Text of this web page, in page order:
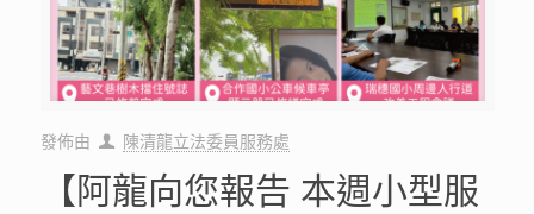
發佈由 陳清龍立法委員服務處
【阿龍向您報告 本週小型服